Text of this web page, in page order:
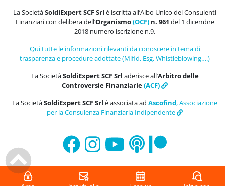
La SocietàSoldiExpert SCF Srl è iscritta all’Albo Unico dei Consulenti
Finanziari con delibera dell’Organismo(OCF)n. 961 del 1 dicembre
2018 numero iscrizione n.9.
Qui tutte le informazioni rilevanti da conoscere in tema di
trasparenza e procedure adottate (Mifid, Esg, Whistleblowing….)
La SocietàSoldiExpert SCF Srl aderisce all’Arbitro delle
Controversie Finanziarie(ACF)
La SocietàSoldiExpert SCF Srl è associata ad Ascofind, Associazione
per la Consulenza Finanziaria Indipendente